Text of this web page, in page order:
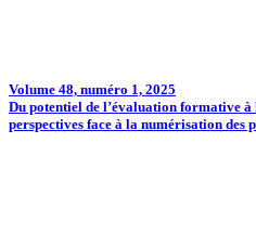
Volume 48, numéro 1, 2025
Du potentiel de l’évaluation formative
perspectives face à la numérisation des